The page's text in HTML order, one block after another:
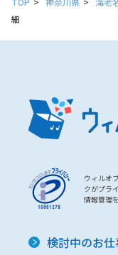
細
ウィルオ
クがプラ
情報管理
検討中のお